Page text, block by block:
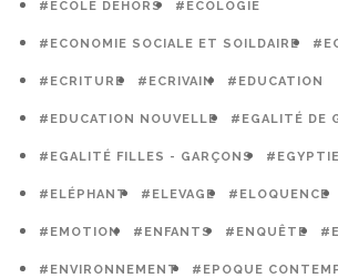
#ECOLE DEHORS #ECOLOGIE
#ECONOMIE SOCIALE ET SOILDAIRE
#ECRITURE #ECRIVAIN #EDUCATION
#EDUCATION NOUVELLE #EGALITÉ DE
#EGALITÉ FILLES - GARÇONS
#ELÉPHANT #ELEVAGE #ELOQUENCE
#EMOTION #ENFANTS #ENQUÊTE
#ENVIRONNEMENT #EPOQUE